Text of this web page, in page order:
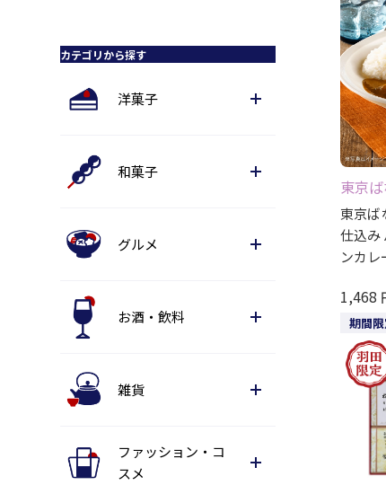
カテゴリから探す
洋菓子
和菓子
グルメ
お酒・飲料
雑貨
ファッション・コ
スメ
東京
東京ば
仕込み
ンカ
1,468
期間